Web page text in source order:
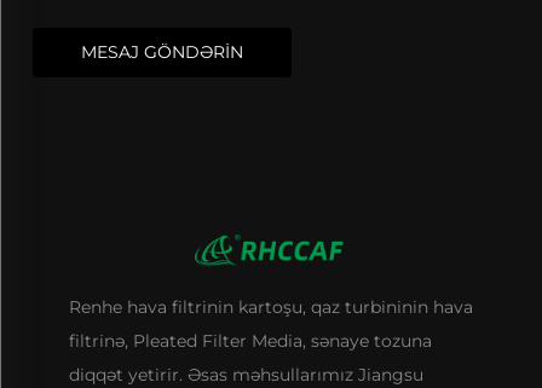
MESAJ GÖNDƏRİN
Renhe hava filtrinin kartoşu, qaz turbininin hava
filtrinə, Pleated Filter Media, sənaye tozuna
diqqət yetirir. Əsas məhsullarımız Jiangsu